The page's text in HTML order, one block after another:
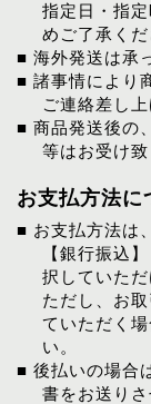
指定日・指
めご了承くだ
■ 海外発送は承
■ 諸事情により
ご連絡差し上
■ 商品発送後の
等はお受け致
お支払方法に
■ お支払方法は
【銀行振込
択していただ
ただし、お
ていただく
い。
■ 後払いの場合
書をお送りさ